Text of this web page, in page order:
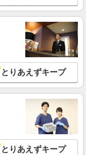
京都品川区大崎4-13-2
詳細を見る
NEW
列
ィ店 東京都品川区大崎
詳細を見る
とりあえずキープ
とりあえずキープ